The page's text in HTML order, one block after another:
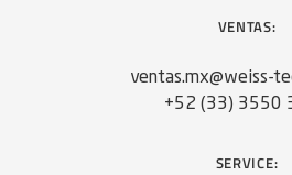
VENTAS:
ventas.mx@weiss-
+52 (33) 3550
SERVICE: